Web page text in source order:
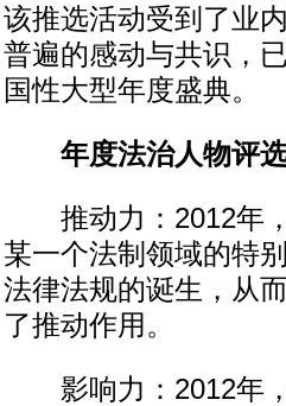
该推选活动受到了业
普遍的感动与共识，
国性大型年度盛典。
年度法治人物评
推动力：2012年，
某一个法制领域的特
法律法规的诞生，从
了推动作用。
影响力：2012年，